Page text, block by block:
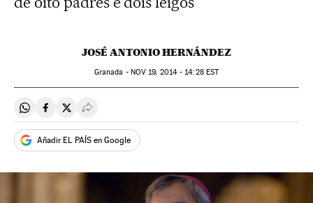
JOSÉ ANTONIO HERNÁNDEZ
Granada - NOV 19, 2014 - 14:28EST
Compartir en Whatsapp
Compartir en Facebook
Compartir en Twitter
Desplegar Redes Sociales
Añadir EL PAÍS en Google